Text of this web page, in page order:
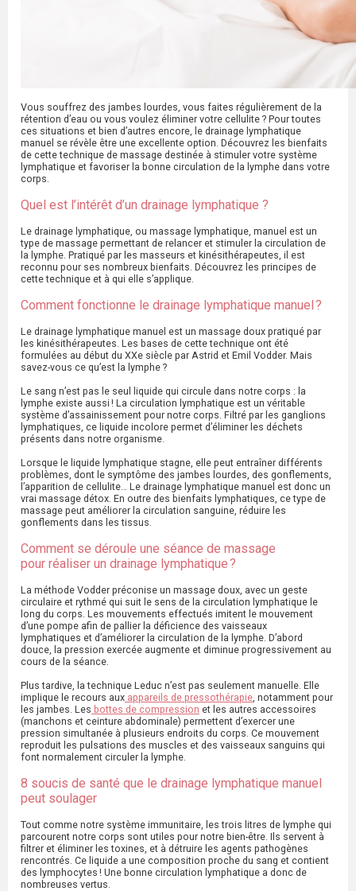
Vous souffrez des jambes lourdes, vous faites régulièrement de la
rétention d’eau ou vous voulez éliminer votre cellulite ? Pour toutes
ces situations et bien d’autres encore, le drainage lymphatique
manuel se révèle être une excellente option. Découvrez les bienfaits
de cette technique de massage destinée à stimuler votre système
lymphatique et favoriser la bonne circulation de la lymphe dans votre
corps.
Quel est l’intérêt d’un drainage lymphatique ?
Le drainage lymphatique, ou massage lymphatique, manuel est un
type de massage permettant de relancer et stimuler la circulation de
la lymphe. Pratiqué par les masseurs et kinésithérapeutes, il est
reconnu pour ses nombreux bienfaits. Découvrez les principes de
cette technique et à qui elle s’applique.
Comment fonctionne le drainage lymphatique manuel ?
Le drainage lymphatique manuel est un massage doux pratiqué par
les kinésithérapeutes. Les bases de cette technique ont été
formulées au début du XXe siècle par Astrid et Emil Vodder. Mais
savez-vous ce qu’est la lymphe ?
Le sang n’est pas le seul liquide qui circule dans notre corps : la
lymphe existe aussi ! La circulation lymphatique est un véritable
système d’assainissement pour notre corps. Filtré par les ganglions
lymphatiques, ce liquide incolore permet d’éliminer les déchets
présents dans notre organisme.
Lorsque le liquide lymphatique stagne, elle peut entraîner différents
problèmes, dont le symptôme des jambes lourdes, des gonflements,
l’apparition de cellulite… Le drainage lymphatique manuel est donc un
vrai massage détox. En outre des bienfaits lymphatiques, ce type de
massage peut améliorer la circulation sanguine, réduire les
gonflements dans les tissus.
Comment se déroule une séance de massage
pour réaliser un drainage lymphatique ?
La méthode Vodder préconise un massage doux, avec un geste
circulaire et rythmé qui suit le sens de la circulation lymphatique le
long du corps. Les mouvements effectués imitent le mouvement
d’une pompe afin de pallier la déficience des vaisseaux
lymphatiques et d’améliorer la circulation de la lymphe. D’abord
douce, la pression exercée augmente et diminue progressivement au
cours de la séance.
Plus tardive, la technique Leduc n’est pas seulement manuelle. Elle
implique le recours aux appareils de pressothérapie , notamment pour
les jambes. Les bottes de compression et les autres accessoires
(manchons et ceinture abdominale) permettent d’exercer une
pression simultanée à plusieurs endroits du corps. Ce mouvement
reproduit les pulsations des muscles et des vaisseaux sanguins qui
font normalement circuler la lymphe.
8 soucis de santé que le drainage lymphatique manuel
peut soulager
Tout comme notre système immunitaire, les trois litres de lymphe qui
parcourent notre corps sont utiles pour notre bien-être. Ils servent à
filtrer et éliminer les toxines, et à détruire les agents pathogènes
rencontrés. Ce liquide a une composition proche du sang et contient
des lymphocytes ! Une bonne circulation lymphatique a donc de
nombreuses vertus.